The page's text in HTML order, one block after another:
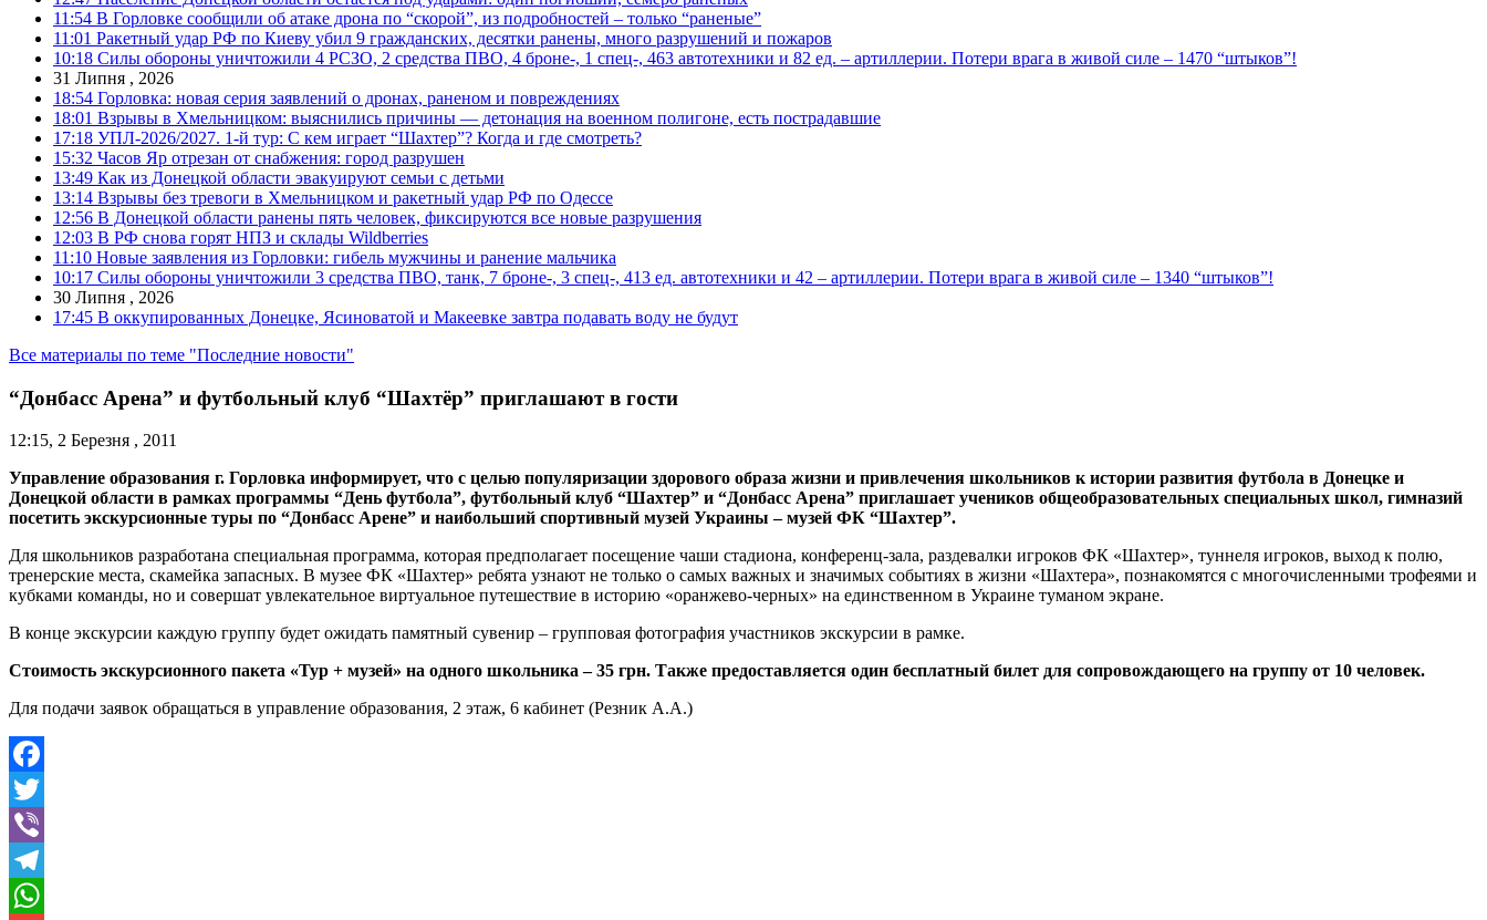
11:54 В Горловке сообщили об атаке дрона по “скорой”, из подробностей – только “раненые”
11:01 Ракетный удар РФ по Киеву убил 9 гражданских, десятки ранены, много разрушений и пожаров
10:18 Силы обороны уничтожили 4 РСЗО, 2 средства ПВО, 4 броне-, 1 спец-, 463 автотехники и 82 ед. – артиллерии. Потери врага в живой силе – 1470 “штыков”!
31 Липня , 2026
18:54 Горловка: новая серия заявлений о дронах, раненом и повреждениях
18:01 Взрывы в Хмельницком: выяснились причины — детонация на военном полигоне, есть пострадавшие
17:18 УПЛ-2026/2027. 1-й тур: С кем играет “Шахтер”? Когда и где смотреть?
15:32 Часов Яр отрезан от снабжения: город разрушен
13:49 Как из Донецкой области эвакуируют семьи с детьми
13:14 Взрывы без тревоги в Хмельницком и ракетный удар РФ по Одессе
12:56 В Донецкой области ранены пять человек, фиксируются все новые разрушения
12:03 В РФ снова горят НПЗ и склады Wildberries
11:10 Новые заявления из Горловки: гибель мужчины и ранение мальчика
10:17 Силы обороны уничтожили 3 средства ПВО, танк, 7 броне-, 3 спец-, 413 ед. автотехники и 42 – артиллерии. Потери врага в живой силе – 1340 “штыков”!
30 Липня , 2026
17:45 В оккупированных Донецке, Ясиноватой и Макеевке завтра подавать воду не будут
Все материалы по теме "Последние новости"
“Донбасс Арена” и футбольный клуб “Шахтёр” приглашают в гости
12:15, 2 Березня , 2011
Управление образования г. Горловка информирует, что с целью популяризации здорового образа жизни и привлечения школьников к истории развития футбола в Донецке и
Донецкой области в рамках программы “День футбола”, футбольный клуб “Шахтер” и “Донбасс Арена” приглашает учеников общеобразовательных специальных школ, гимназий
посетить экскурсионные туры по “Донбасс Арене” и наибольший спортивный музей Украины – музей ФК “Шахтер”.
Для школьников разработана специальная программа, которая предполагает посещение чаши стадиона, конференц-зала, раздевалки игроков ФК «Шахтер», туннеля игроков, выход к полю,
тренерские места, скамейка запасных. В музее ФК «Шахтер» ребята узнают не только о самых важных и значимых событиях в жизни «Шахтера», познакомятся с многочисленными трофеями и
кубками команды, но и совершат увлекательное виртуальное путешествие в историю «оранжево-черных» на единственном в Украине туманом экране.
В конце экскурсии каждую группу будет ожидать памятный сувенир – групповая фотография участников экскурсии в рамке.
Стоимость экскурсионного пакета «Тур + музей» на одного школьника – 35 грн. Также предоставляется один бесплатный билет для сопровождающего на группу от 10 человек.
Для подачи заявок обращаться в управление образования, 2 этаж, 6 кабинет (Резник А.А.)
Facebook
Twitter
Viber
Telegram